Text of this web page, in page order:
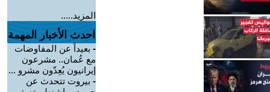
المزيد.....
احدث الأخبار المهمة
- بعيداً عن المفاوضات
مع عُمان.. مشرعون
إيرانيون يُعِدّون مشرو ...
- بيروت تتحدث عن